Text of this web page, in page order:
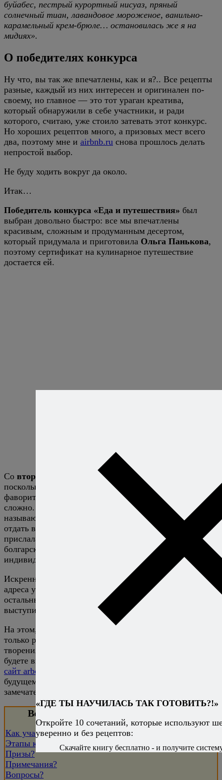
буйабес, пестрый курортный нисуаз, пряный
солнечный тиан, лавандовое мороженое, ванильно-
карамельный крем-брюле… остановилась же я на
мидиях».
О победителях конкурса
Ну что, вы так же впечатлены, как и я?.. Все рецепты
разные, каждый из них интересен и оригинален по-
своему, но главное — это тот ураган креатива,
который обнаружили в себе участники, и ради
которого, считаю, уже стоило затевать этот конкурс.
Но хороших рецептов много, а призовых мест всего
два, поэтому мне и airbnb.ru снова прошлось делать
непростой выбор.
Не буду ходить вокруг да около.
Итак…
Победитель конкурса «Еда и путешествия» был
выбран довольно быстро: все мы впечатлены
красивым, сложным и продуманным десертом,
который придумала и приготовила Ольга Панькова,
поэтому сертификат на кулинарное путешествие
достается ей.
Со вторым местом
все оказалось намного сложнее,
поскольку в финале обозначилось несколько
фаворитов, и выбрать одного из них было очень
сложно. В итоге, руководствуясь тем, что в спорте
называют дополнительными показателями, мы решили
отдать второе место
, которая
прислала не просто один рецепт, а целый обед из
болгарских блюд, привнеся частичку своей
индивидуальности в каждое из них.
Искренне поздравляю победителей: ваши электронные
адреса у меня уже есть, и я передам их спонсору. Ну а
остальных призываю не отчаиваться. Спасибо, вы все
выступили очень здорово!
На этом, пожалуй, все. Надеюсь, что вы изучите не
только рецепты победителей, но и другие интересные
творения, которые родились на этом конкурсе, и
будете внимательно читать ваш
сайт arborio.ru
будущем у всех снова появится возможность выиграть
замечательные призы!
Всё, что вы хотели знать о конкурсе:
Как участвовать в конкурсе?
Этапы конкурса?
Призы?
Примечания?
Вопросы?
«ГДЕ ТЫ НАУЧИЛАСЬ ТАК ГОТОВИТЬ?!»
Откройте 10 сочетаний, которые используют
уверенно и без рецептов:
Скачайте книгу бесплатно - и получите